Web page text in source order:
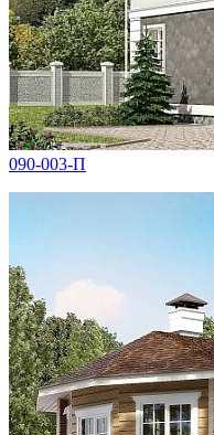
090-003-П